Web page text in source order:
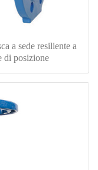
a sede resiliente a
di posizione